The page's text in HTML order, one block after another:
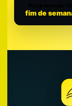
fim de